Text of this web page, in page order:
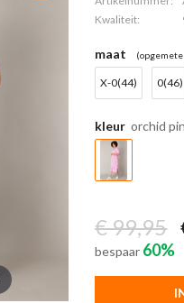
Kwaliteit:
maat
X-0(44) 0(46)
kleur orchid
€ 99,95
bespaar 60%